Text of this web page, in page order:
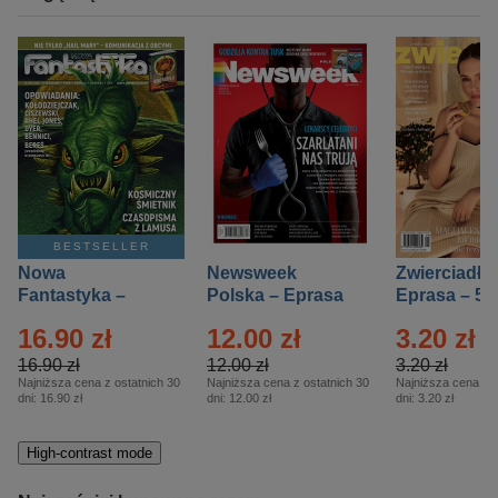
BESTSELLER
Nowa
Fantastyka –
16.90 zł
16.90 zł
Najniższa cena z ostatnich 30
dni: 16.90 zł
Newsweek
Polska – Eprasa
12.00 zł
12.00 zł
Najniższa cena z ostatnich 30
dni: 12.00 zł
Zwierciadło
Eprasa – 5/
3.20 zł
3.20 zł
Najniższa cena z
dni: 3.20 zł
High-contrast mode